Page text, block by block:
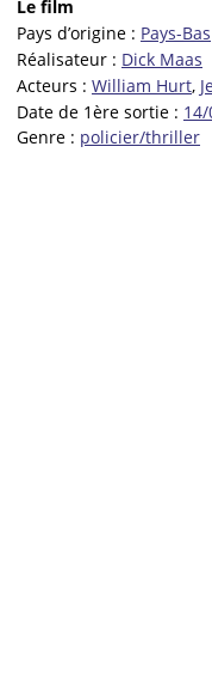
Le film
Pays d’origine : Pays-Bas
Réalisateur : Dick Maas
Acteurs : William Hurt,
Date de 1ère sortie :
Genre : policier/thriller